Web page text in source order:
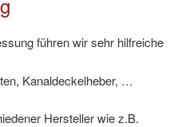
führen wir sehr hilfreiche
Kanaldeckelheber, …
Hersteller wie z.B.